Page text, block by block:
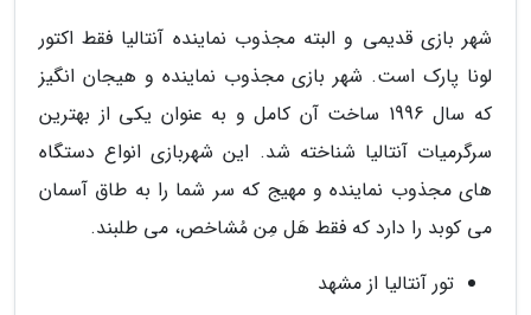
شهر بازی قدیمی و البته مجذوب نماینده آنتالیا فقط اکتور
لونا پارک است. شهر بازی مجذوب نماینده و هیجان انگیز
که سال 1996 ساخت آن کامل و به عنوان یکی از بهترین
سرگرمیات آنتالیا شناخته شد. این شهربازی انواع دستگاه
های مجذوب نماینده و مهیج که سر شما را به طاق آسمان
می کوبد را دارد که فقط هَل مِن مُشاخص، می طلبند.
تور آنتالیا از مشهد